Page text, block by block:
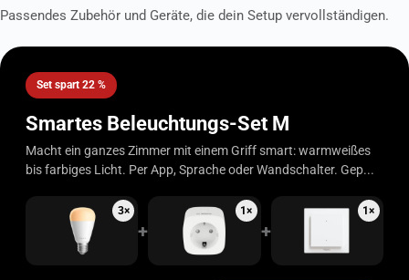
Passendes Zubehör und Geräte, die dein Setup vervollständigen.
Set spart 22 %
Smartes Beleuchtungs-Set M
Macht ein ganzes Zimmer mit einem Griff smart: warmweißes
bis farbiges Licht. Per App, Sprache oder Wandschalter. Gep...
3×
+
1×
+
1×